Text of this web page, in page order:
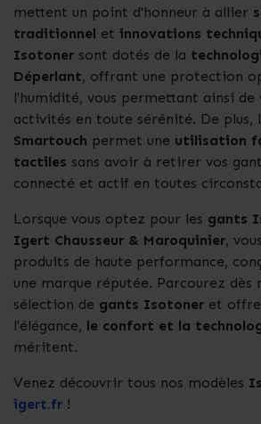
mettent un point d'honneur à allier
traditionnel et innovations
Isotoner sont dotés de la
Déperlant, offrant une protection
l'humidité, vous permettant ainsi de
activités en toute sérénité. De plus,
Smartouch permet une utilisation
tactiles sans avoir à retirer vos
connecté et actif en toutes
Lorsque vous optez pour les gants
Igert Chausseur & Maroquinier,
produits de haute performance,
une marque réputée. Parcourez
sélection de gants Isotoner et
l'élégance, le confort et la
méritent.
Venez découvrir tous nos modèles
igert.fr !